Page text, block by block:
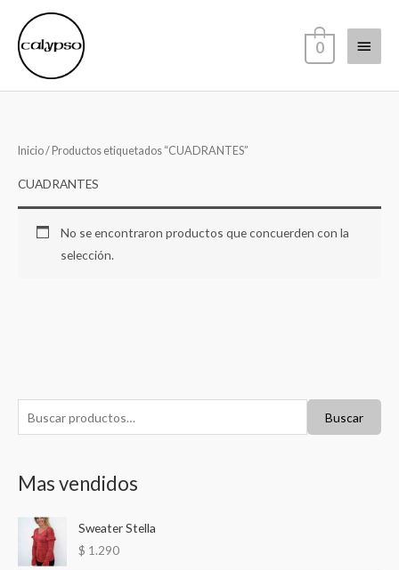
contenido
Menú
0
u
c
Buscar
Mas vendidos
Sweater Stella
$ 1.290
Inicio/ Productos etiquetados “CUADRANTES”
CUADRANTES
No se encontraron productos que concuerden con la
selección.